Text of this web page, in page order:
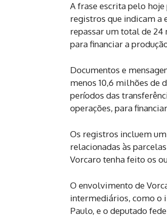
A frase escrita pelo
registros que indicam a
repassar um total de 24
para financiar a
Documentos e
menos 10,6 milhões de
períodos das
operações, para
Os registros incluem
relacionadas às
Vorcaro tenha feito os
O envolvimento de
intermediários, como o
Paulo, e o deputado